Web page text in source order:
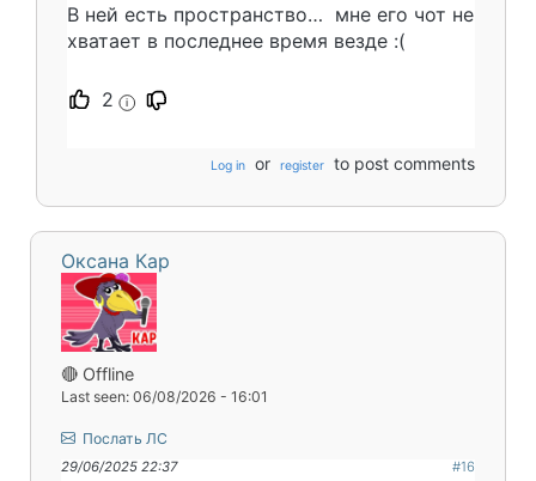
В ней есть пространство… мне его чот не
хватает в последнее время везде :(
2 i
Log in or register to post comments
Оксана Кар
🔴 Offline
Last seen: 06/08/2026 - 16:01
Послать ЛС
29/06/2025 22:37 #16